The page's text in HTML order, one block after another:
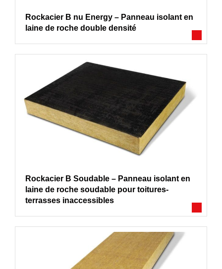
Rockacier B nu Energy – Panneau isolant en
laine de roche double densité
Rockacier B Soudable – Panneau isolant en
laine de roche soudable pour toitures-
terrasses inaccessibles